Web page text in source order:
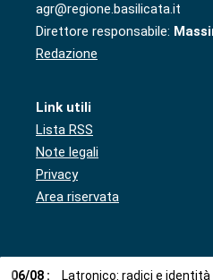
agr@regione.basilicata.it
Direttore responsabile:
Redazione
Link utili
Lista RSS
Note legali
Privacy
Area riservata
06/08 : Latronico: radici e identità